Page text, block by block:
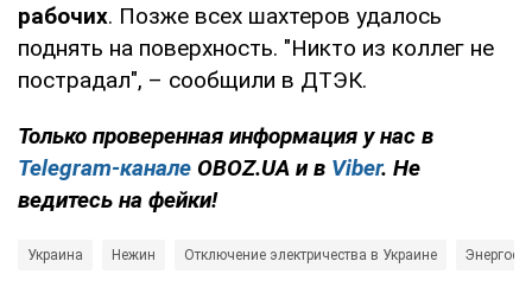
рабочих. Позже всех шахтеров удалось
поднять на поверхность. "Никто из коллег не
пострадал", – сообщили в ДТЭК.
Только проверенная информация у нас в
Telegram-канале OBOZ.UA и в Viber. Не
ведитесь на фейки!
Украина Нежин Отключение электричества в Украине